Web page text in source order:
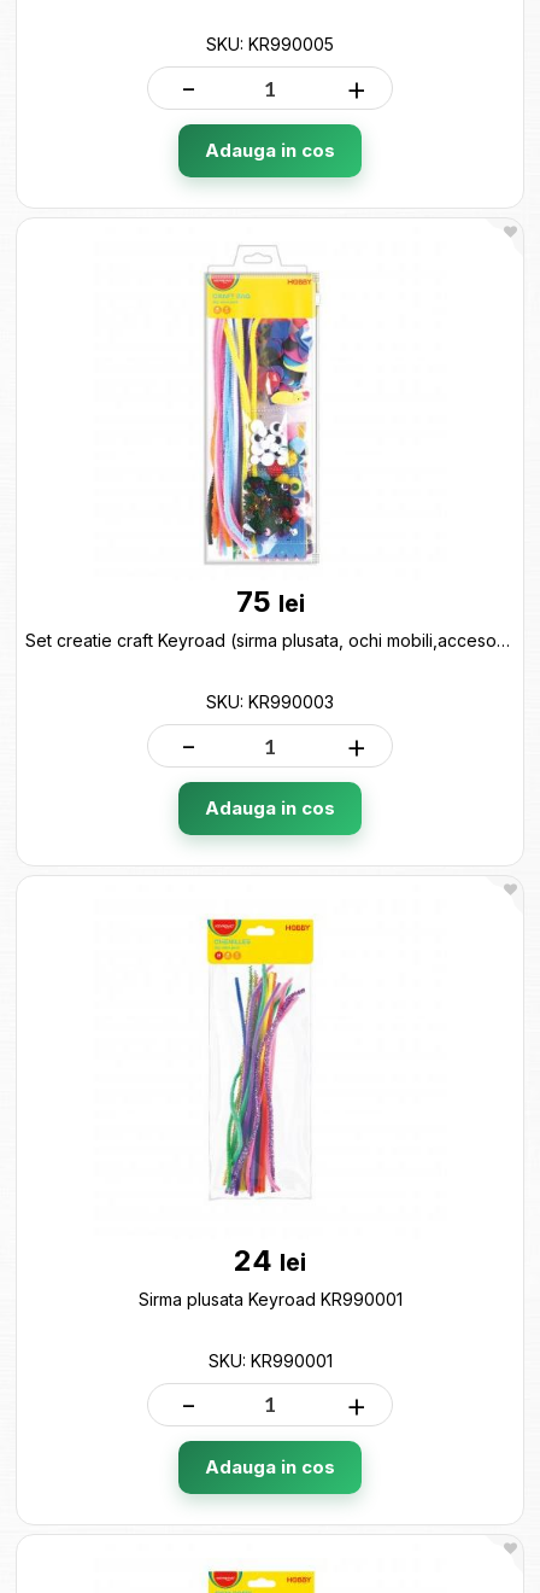
SKU: KR990005
- +
Adauga in cos
75 lei
Set creatie craft Keyroad (sirma plusata, ochi mobili,accesorii craft) KR990003
SKU: KR990003
- +
Adauga in cos
24 lei
Sirma plusata Keyroad KR990001
SKU: KR990001
- +
Adauga in cos